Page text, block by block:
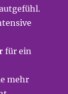
für ein
mehr